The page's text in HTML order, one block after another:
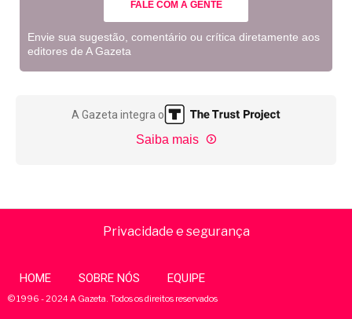
FALE COM A GENTE
Envie sua sugestão, comentário ou crítica diretamente aos
editores de A Gazeta
A Gazeta integra o
Saiba mais
Privacidade e segurança
HOME SOBRE NÓS EQUIPE
© 1996 - 2024 A Gazeta. Todos os direitos reservados